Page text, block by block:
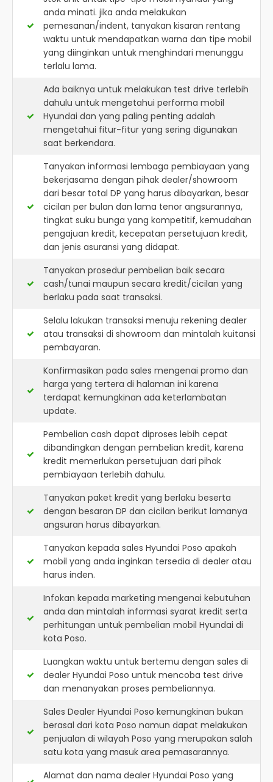
anda minati. jika anda melakukan
pemesanan/indent, tanyakan kisaran rentang
waktu untuk mendapatkan warna dan tipe mobil
yang diinginkan untuk menghindari menunggu
terlalu lama.
Ada baiknya untuk melakukan test drive terlebih
dahulu untuk mengetahui performa mobil
Hyundai dan yang paling penting adalah
mengetahui fitur-fitur yang sering digunakan
saat berkendara.
Tanyakan informasi lembaga pembiayaan yang
bekerjasama dengan pihak dealer/showroom
dari besar total DP yang harus dibayarkan, besar
cicilan per bulan dan lama tenor angsurannya,
tingkat suku bunga yang kompetitif, kemudahan
pengajuan kredit, kecepatan persetujuan kredit,
dan jenis asuransi yang didapat.
Tanyakan prosedur pembelian baik secara
cash/tunai maupun secara kredit/cicilan yang
berlaku pada saat transaksi.
Selalu lakukan transaksi menuju rekening dealer
atau transaksi di showroom dan mintalah kuitansi
pembayaran.
Konfirmasikan pada sales mengenai promo dan
harga yang tertera di halaman ini karena
terdapat kemungkinan ada keterlambatan
update.
Pembelian cash dapat diproses lebih cepat
dibandingkan dengan pembelian kredit, karena
kredit memerlukan persetujuan dari pihak
pembiayaan terlebih dahulu.
Tanyakan paket kredit yang berlaku beserta
dengan besaran DP dan cicilan berikut lamanya
angsuran harus dibayarkan.
Tanyakan kepada sales Hyundai Poso apakah
mobil yang anda inginkan tersedia di dealer atau
harus inden.
Infokan kepada marketing mengenai kebutuhan
anda dan mintalah informasi syarat kredit serta
perhitungan untuk pembelian mobil Hyundai di
kota Poso.
Luangkan waktu untuk bertemu dengan sales di
dealer Hyundai Poso untuk mencoba test drive
dan menanyakan proses pembeliannya.
Sales Dealer Hyundai Poso kemungkinan bukan
berasal dari kota Poso namun dapat melakukan
penjualan di wilayah Poso yang merupakan salah
satu kota yang masuk area pemasarannya.
Alamat dan nama dealer Hyundai Poso yang